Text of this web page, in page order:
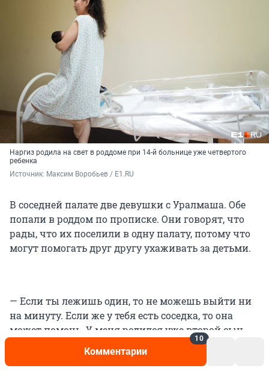
Комментарии
10
Наргиз родила на свет в роддоме при 14-й больнице уже четвертого
ребенка
Источник: Максим Воробьев / E1.RU
В соседней палате две девушки с Уралмаша. Обе
попали в роддом по прописке. Они говорят, что
рады, что их поселили в одну палату, потому что
могут помогать друг другу ухаживать за детьми.
— Если ты лежишь один, то не можешь выйти ни
на минуту. Если же у тебя есть соседка, то она
может помочь. У меня родился уже второй сын,
поэтому я помогаю советами, как ухаживать за
ребенком, хотя уже сама многое забыла, —